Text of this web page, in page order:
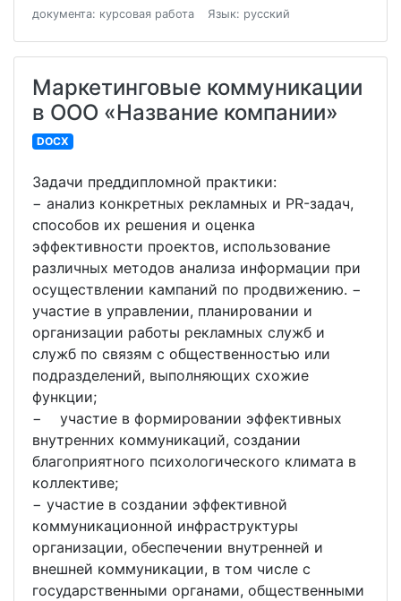
документа: курсовая работа
Язык: русский
Маркетинговые коммуникации
в ООО «Название компании»
DOCX
Задачи преддипломной практики:
− анализ конкретных рекламных и PR-задач,
способов их решения и оценка
эффективности проектов, использование
различных методов анализа информации при
осуществлении кампаний по продвижению. −
участие в управлении, планировании и
организации работы рекламных служб и
служб по связям с общественностью или
подразделений, выполняющих схожие
функции;
− участие в формировании эффективных
внутренних коммуникаций, создании
благоприятного психологического климата в
коллективе;
− участие в создании эффективной
коммуникационной инфраструктуры
организации, обеспечении внутренней и
внешней коммуникации, в том числе с
государственными органами, общественными